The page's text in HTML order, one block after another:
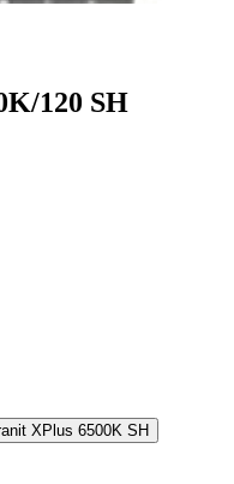
120 SH
XPlus 6500K SH